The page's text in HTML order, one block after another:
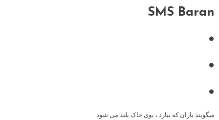
SMS Baran
•
•
•
میگویند باران که ببارد ، بوی خاک بلند می شود